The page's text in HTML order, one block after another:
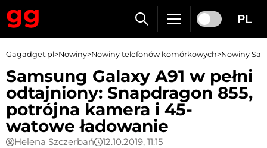
PL
Gagadget.pl>Nowiny>Nowiny telefonów komórkowych>Nowiny
Samsung Galaxy A91 w pełni
odtajniony: Snapdragon 855,
potrójna kamera i 45-
watowe ładowanie
Helena Szczerbań 12.10.2019, 11:15